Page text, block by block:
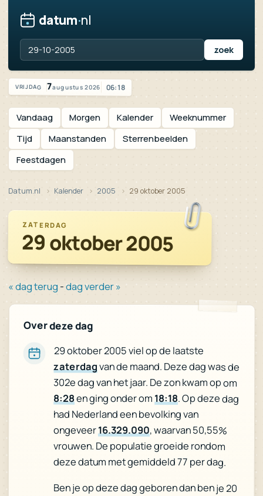
datum·nl
Vandaag is het vrijdag 7 augustus 2026
VRIJDAG 7augustus 2026 06:18
Vandaag Morgen Kalender
Weeknummer
Tijd
Maanstanden
Sterrenbeelden
Feestdagen
Datum.nl Kalender 2005 29 oktober 2005
ZATERDAG
29 oktober 2005
« dag terug -dag verder »
Over deze dag
29 oktober 2005 viel op de laatste
zaterdagvan de maand. Deze dag was de
302e dag van het jaar. De zon kwam op om
8:28en ging onder om 18:18. Op deze dag
had Nederland een bevolking van
ongeveer16.329.090, waarvan 50,55%
vrouwen. De populatie groeide rondom
deze datum met gemiddeld 77 per dag.
Ben je op deze dag geboren dan ben je 20